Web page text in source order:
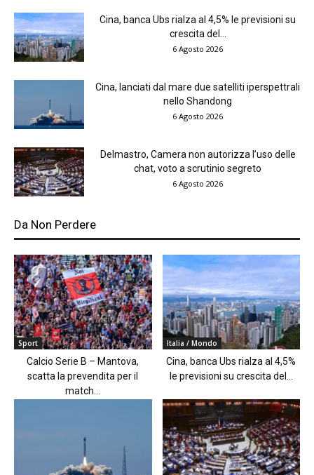
Cina, banca Ubs rialza al 4,5% le previsioni su
crescita del...
6 Agosto 2026
Cina, lanciati dal mare due satelliti iperspettrali
nello Shandong
6 Agosto 2026
Delmastro, Camera non autorizza l’uso delle
chat, voto a scrutinio segreto
6 Agosto 2026
Da Non Perdere
Sport
Calcio Serie B – Mantova,
scatta la prevendita per il
match...
Italia / Mondo
Cina, banca Ubs rialza al 4,5%
le previsioni su crescita del...